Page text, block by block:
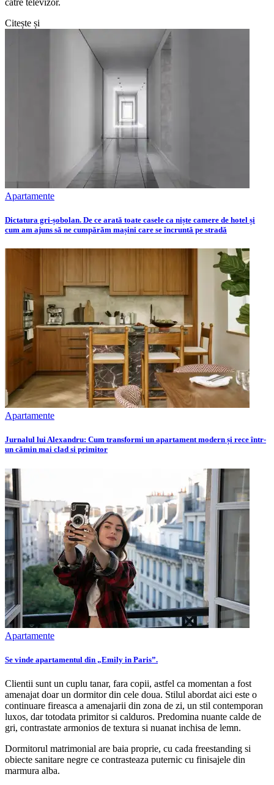
Citește și
Apartamente
Dictatura gri-șobolan. De ce arată toate casele ca niște camere de hotel și
cum am ajuns să ne cumpărăm mașini care se încruntă pe stradă
Apartamente
Jurnalul lui Alexandru: Cum transformi un apartament modern și rece într-
un cămin mai clad si primitor
Apartamente
Se vinde apartamentul din „Emily in Paris”.
Clientii sunt un cuplu tanar, fara copii, astfel ca momentan a fost
amenajat doar un dormitor din cele doua. Stilul abordat aici este o
continuare fireasca a amenajarii din zona de zi, un stil contemporan
luxos, dar totodata primitor si calduros. Predomina nuante calde de
gri, contrastate armonios de textura si nuanat inchisa de lemn.
Dormitorul matrimonial are baia proprie, cu cada freestanding si
obiecte sanitare negre ce contrasteaza puternic cu finisajele din
marmura alba.